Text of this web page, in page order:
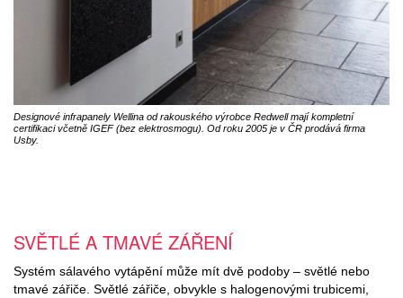
Designové infrapanely Wellina od rakouského výrobce Redwell mají kompletní
certifikaci včetně IGEF (bez elektrosmogu). Od roku 2005 je v ČR prodává firma
Usby.
SVĚTLÉ A TMAVÉ ZÁŘENÍ
Systém sálavého vytápění může mít dvě podoby – světlé nebo
tmavé zářiče. Světlé zářiče, obvykle s halogenovými trubicemi,